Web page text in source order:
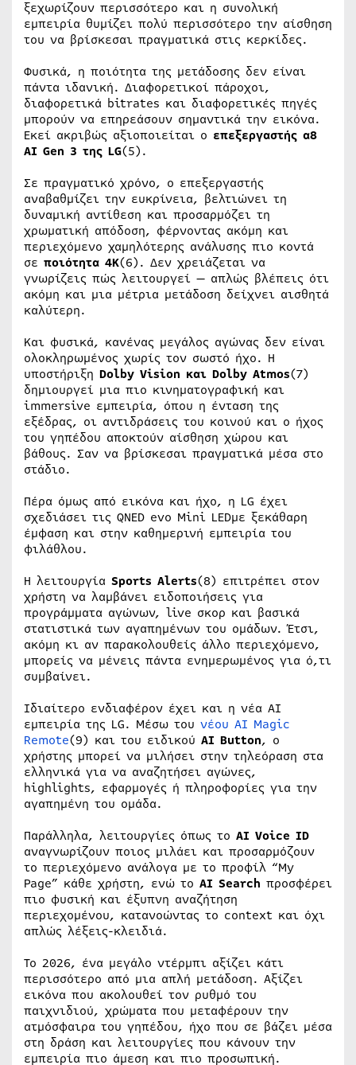
ξεχωρίζουν περισσότερο και η συνολική
εμπειρία θυμίζει πολύ περισσότερο την αίσθηση
του να βρίσκεσαι πραγματικά στις κερκίδες.
Φυσικά, η ποιότητα της μετάδοσης δεν είναι
πάντα ιδανική. Διαφορετικοί πάροχοι,
διαφορετικά bitrates και διαφορετικές πηγές
μπορούν να επηρεάσουν σημαντικά την εικόνα.
Εκεί ακριβώς αξιοποιείται ο επεξεργαστής α8
AI Gen 3 της LG(5).
Σε πραγματικό χρόνο, ο επεξεργαστής
αναβαθμίζει την ευκρίνεια, βελτιώνει τη
δυναμική αντίθεση και προσαρμόζει τη
χρωματική απόδοση, φέρνοντας ακόμη και
περιεχόμενο χαμηλότερης ανάλυσης πιο κοντά
σε ποιότητα 4K(6). Δεν χρειάζεται να
γνωρίζεις πώς λειτουργεί — απλώς βλέπεις ότι
ακόμη και μια μέτρια μετάδοση δείχνει αισθητά
καλύτερη.
Και φυσικά, κανένας μεγάλος αγώνας δεν είναι
ολοκληρωμένος χωρίς τον σωστό ήχο. Η
υποστήριξη Dolby Vision και Dolby Atmos(7)
δημιουργεί μια πιο κινηματογραφική και
immersive εμπειρία, όπου η ένταση της
εξέδρας, οι αντιδράσεις του κοινού και ο ήχος
του γηπέδου αποκτούν αίσθηση χώρου και
βάθους. Σαν να βρίσκεσαι πραγματικά μέσα στο
στάδιο.
Πέρα όμως από εικόνα και ήχο, η LG έχει
σχεδιάσει τις QNED evo Mini LEDμε ξεκάθαρη
έμφαση και στην καθημερινή εμπειρία του
φιλάθλου.
Η λειτουργία Sports Alerts(8) επιτρέπει στον
χρήστη να λαμβάνει ειδοποιήσεις για
προγράμματα αγώνων, live σκορ και βασικά
στατιστικά των αγαπημένων του ομάδων. Έτσι,
ακόμη κι αν παρακολουθείς άλλο περιεχόμενο,
μπορείς να μένεις πάντα ενημερωμένος για ό,τι
συμβαίνει.
Ιδιαίτερο ενδιαφέρον έχει και η νέα AI
εμπειρία της LG. Μέσω του νέου AI Magic
Remote(9) και του ειδικού AI Button, ο
χρήστης μπορεί να μιλήσει στην τηλεόραση στα
ελληνικά για να αναζητήσει αγώνες,
highlights, εφαρμογές ή πληροφορίες για την
αγαπημένη του ομάδα.
Παράλληλα, λειτουργίες όπως το AI Voice ID
αναγνωρίζουν ποιος μιλάει και προσαρμόζουν
το περιεχόμενο ανάλογα με το προφίλ “My
Page” κάθε χρήστη, ενώ το AI Search προσφέρει
πιο φυσική και έξυπνη αναζήτηση
περιεχομένου, κατανοώντας το context και όχι
απλώς λέξεις-κλειδιά.
Το 2026, ένα μεγάλο ντέρμπι αξίζει κάτι
περισσότερο από μια απλή μετάδοση. Αξίζει
εικόνα που ακολουθεί τον ρυθμό του
παιχνιδιού, χρώματα που μεταφέρουν την
ατμόσφαιρα του γηπέδου, ήχο που σε βάζει μέσα
στη δράση και λειτουργίες που κάνουν την
εμπειρία πιο άμεση και πιο προσωπική.